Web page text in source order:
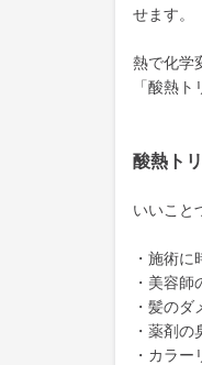
せます。
熱で化学
「酸熱
酸熱ト
いいこと
・施術に
・美容
・髪の
・薬剤
・カラ